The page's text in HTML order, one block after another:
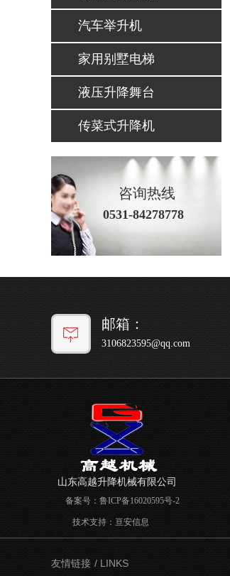
汽车举升机
家用别墅电梯
液压升降舞台
传菜式升降机
咨询热线
0531-84278778
邮箱：
3106823595@qq.com
山东高越升降机械有限公司
备案号： 鲁ICP备16020595号-2
技术支持： 亘安信息
友情链接 / LINKS